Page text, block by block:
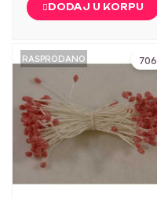
DODAJ U KORPU
706
RASPRODANO